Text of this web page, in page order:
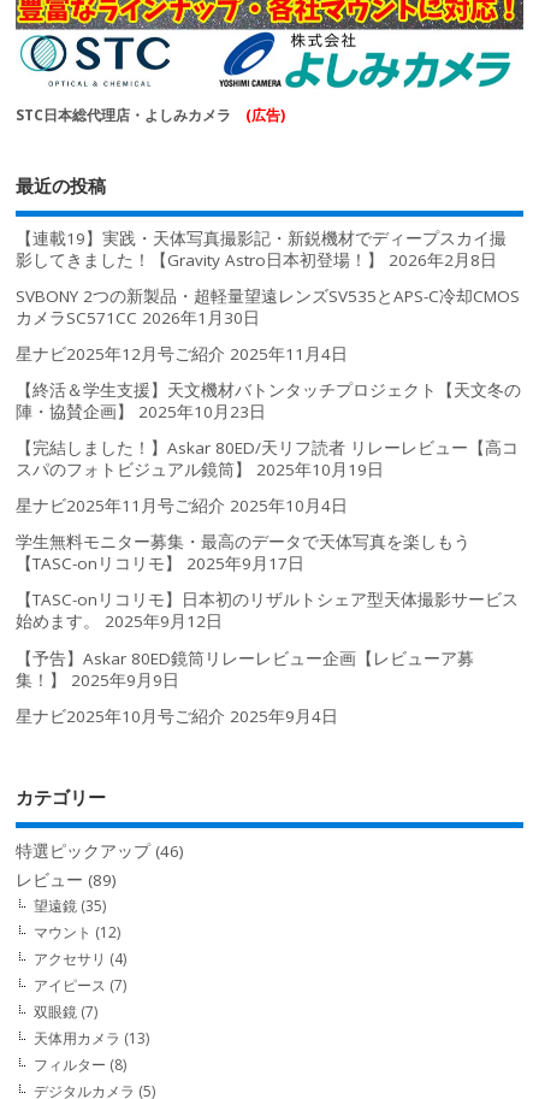
STC日本総代理店・よしみカメラ (広告)
最近の投稿
【連載19】実践・天体写真撮影記・新鋭機材でディープスカイ撮
影してきました！【Gravity Astro日本初登場！】
2026年2月8日
SVBONY 2つの新製品・超軽量望遠レンズSV535とAPS-C冷却CMOS
カメラSC571CC 2026年1月30日
星ナビ2025年12月号ご紹介 2025年11月4日
【終活＆学生支援】天文機材バトンタッチプロジェクト【天文冬の
陣・協賛企画】
2025年10月23日
【完結しました！】Askar 80ED/天リフ読者 リレーレビュー【高コ
スパのフォトビジュアル鏡筒】
2025年10月19日
星ナビ2025年11月号ご紹介 2025年10月4日
学生無料モニター募集・最高のデータで天体写真を楽しもう
【TASC-onリコリモ】
2025年9月17日
【TASC-onリコリモ】日本初のリザルトシェア型天体撮影サービス
始めます。
2025年9月12日
【予告】Askar 80ED鏡筒リレーレビュー企画【レビューア募
集！】
2025年9月9日
星ナビ2025年10月号ご紹介 2025年9月4日
カテゴリー
特選ピックアップ(46)
レビュー (89)
望遠鏡 (35)
マウント (12)
アクセサリ (4)
アイピース (7)
双眼鏡 (7)
天体用カメラ (13)
フィルター (8)
デジタルカメラ (5)